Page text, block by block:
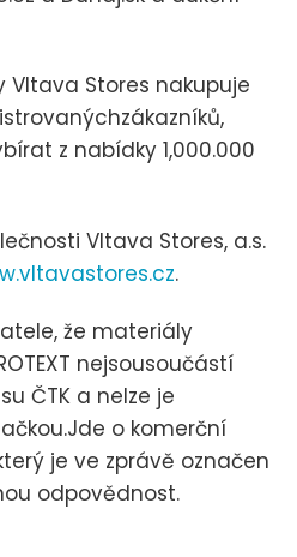
Vltava Stores nakupuje
z nabídky 1,000.000
Vltava Stores, a.s.
.
že materiály
nejsousoučástí
ČTK a nelze je
o komerční
je ve zprávě označen
odpovědnost.